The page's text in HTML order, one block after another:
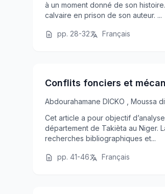
à un moment donné de son
calvaire en prison de son auteur. ...
pp. 28-32 Français
Conflits fonciers et
Abdourahamane DICKO Moussa
Cet article a pour objectif
département de Takièta au Niger.
recherches bibliographiques et...
pp. 41-46 Français